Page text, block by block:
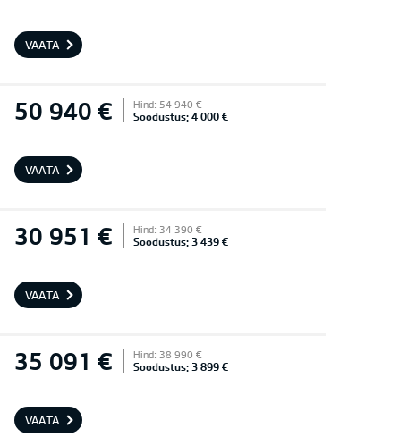
VAATA
50 940 € Hind: 54 940 €
Soodustus: 4 000 €
VAATA
30 951 € Hind: 34 390 €
Soodustus: 3 439 €
VAATA
35 091 € Hind: 38 990 €
Soodustus: 3 899 €
VAATA